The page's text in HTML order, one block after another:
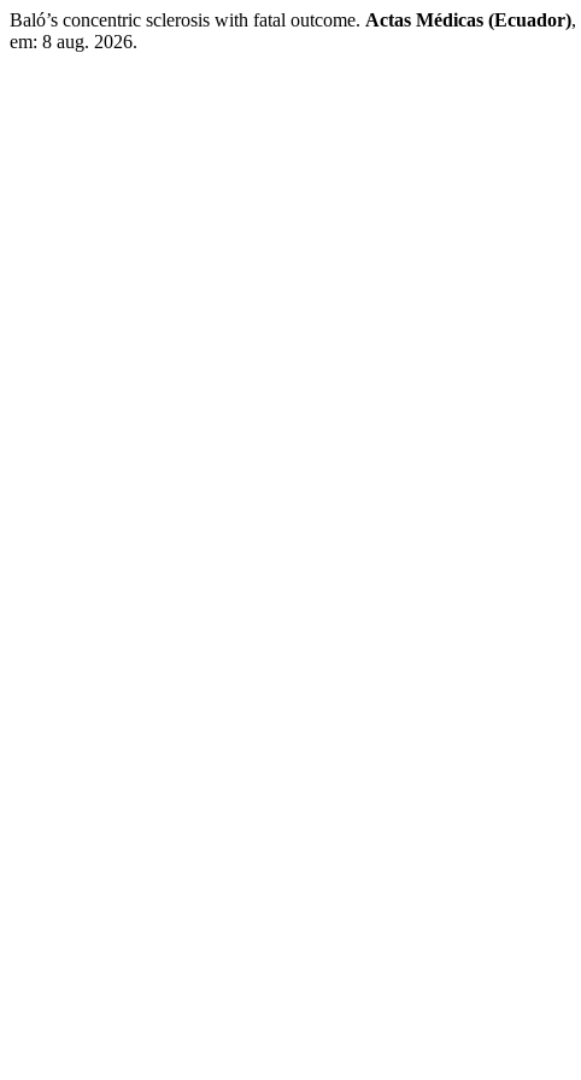
Baló’s concentric sclerosis with fatal outcome. Actas Médicas (Ecuador),
em: 8 aug. 2026.